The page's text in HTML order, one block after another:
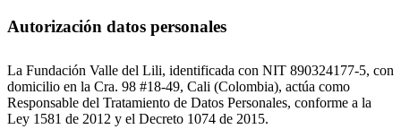
Autorización datos personales
La Fundación Valle del Lili, identificada con NIT 890324177-5, con
domicilio en la Cra. 98 #18-49, Cali (Colombia), actúa como
Responsable del Tratamiento de Datos Personales, conforme a la
Ley 1581 de 2012 y el Decreto 1074 de 2015.